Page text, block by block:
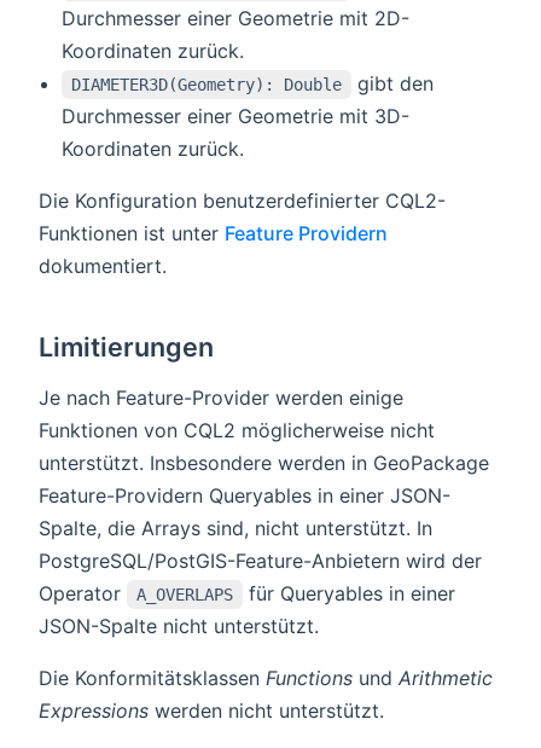
Durchmesser einer Geometrie mit 2D-
Koordinaten zurück.
DIAMETER3D(Geometry): Double
gibt den
Durchmesser einer Geometrie mit 3D-
Koordinaten zurück.
Die Konfiguration benutzerdefinierter CQL2-
Funktionen ist unter Feature Providern
dokumentiert.
Limitierungen
Je nach Feature-Provider werden einige
Funktionen von CQL2 möglicherweise nicht
unterstützt. Insbesondere werden in GeoPackage
Feature-Providern Queryables in einer JSON-
Spalte, die Arrays sind, nicht unterstützt. In
PostgreSQL/PostGIS-Feature-Anbietern wird der
Operator
A_OVERLAPS
für Queryables in einer
JSON-Spalte nicht unterstützt.
Die Konformitätsklassen Functions und Arithmetic
Expressions werden nicht unterstützt.